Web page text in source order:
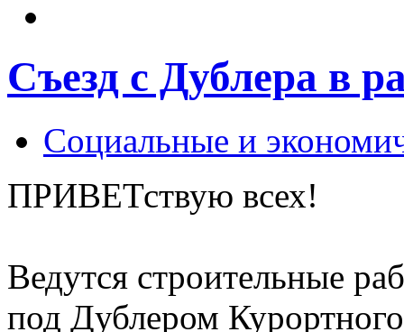
Съезд с Дублера в
Социальные и
ПРИВЕТствую всех!
Ведутся строительные
под Дублером